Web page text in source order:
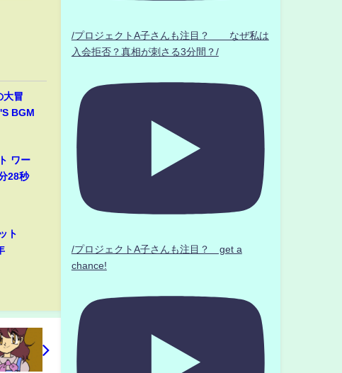
大冒
BGM
ワー
28秒
ト
/プロジェクトA子さんも注目？ なぜ私は
入会拒否？真相が刺さる3分間？/
/プロジェクトA子さんも注目？ get a
chance!